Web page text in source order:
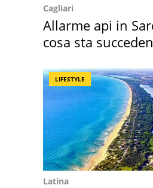
Cagliari
Allarme api in
cosa sta
LIFESTYLE
Latina